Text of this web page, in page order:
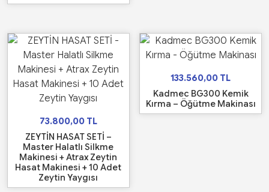
73.800,00 TL
ZEYTİN HASAT SETİ –
Master Halatlı Silkme
Makinesi + Atrax Zeytin
Hasat Makinesi + 10 Adet
Zeytin Yaygısı
133.560,00 TL
Kadmec BG300 Kemik
Kırma – Öğütme Makinası